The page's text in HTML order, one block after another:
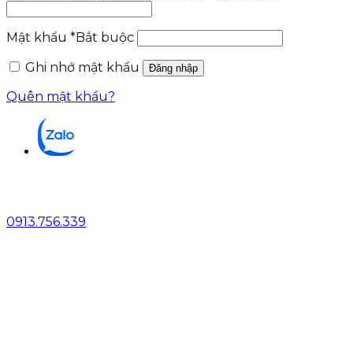
Mật khẩu *Bắt buộc
Ghi nhớ mật khẩu
Đăng nhập
Quên mật khẩu?
0913.756.339